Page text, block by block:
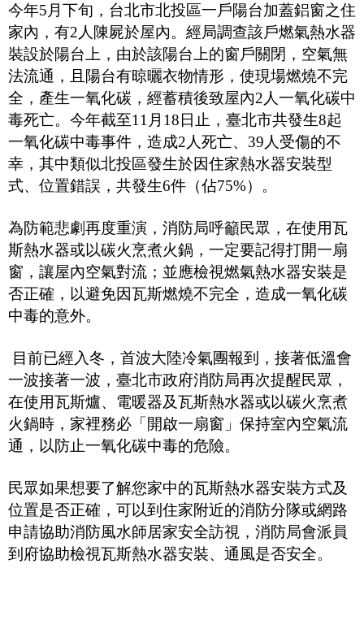
今年5 月下旬，台北市北投區一戶陽台加蓋鋁窗之住
家內，有2 人陳屍於屋內。經局調查該戶燃氣熱水器
裝設於陽台上，由於該陽台上的窗戶關閉，空氣無
法流通，且陽台有晾曬衣物情形，使現場燃燒不完
全，產生一氧化碳，經蓄積後致屋內2 人一氧化碳中
毒死亡。今年截至11 月 18日止，臺北市共發生8起
一氧化碳中毒事件，造成2 人死亡、 39 人受傷的不
幸，其中類似北投區發生於因住家熱水器安裝型
式、位置錯誤，共發生6件（佔75%）。
為防範悲劇再度重演，消防局呼籲民眾，在使用瓦
斯熱水器或以碳火烹煮火鍋，一定要記得打開一扇
窗，讓屋內空氣對流；並應檢視燃氣熱水器安裝是
否正確，以避免因瓦斯燃燒不完全，造成一氧化碳
中毒的意外。
目前已經入冬，首波大陸冷氣團報到，接著低溫會
一波接著一波，臺北市政府消防局再次提醒民眾，
在使用瓦斯爐、電暖器及瓦斯熱水器或以碳火烹煮
火鍋時，家裡務必「開啟一扇窗」保持室內空氣流
通，以防止一氧化碳中毒的危險。
民眾如果想要了解您家中的瓦斯熱水器安裝方式及
位置是否正確，可以到住家附近的消防分隊或網路
申請協助消防風水師居家安全訪視，消防局會派員
到府協助檢視瓦斯熱水器安裝、通風是否安全。